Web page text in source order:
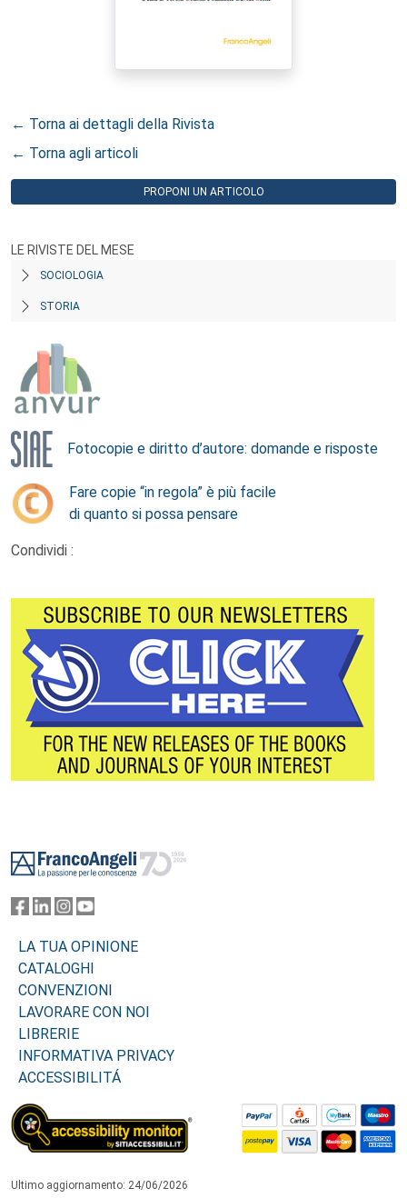
← Torna ai dettagli della Rivista
← Torna agli articoli
PROPONI UN ARTICOLO
LE RIVISTE DEL MESE
SOCIOLOGIA
STORIA
Fotocopie e diritto d’autore: domande e risposte
Fare copie “in regola” è più facile
di quanto si possa pensare
Condividi :
LA TUA OPINIONE
CATALOGHI
CONVENZIONI
LAVORARE CON NOI
LIBRERIE
INFORMATIVA PRIVACY
ACCESSIBILITÁ
Ultimo aggiornamento: 24/06/2026